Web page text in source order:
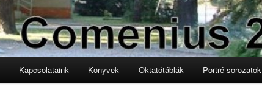
Kapcsolataink Könyvek Oktatótáblák Portré sorozatok